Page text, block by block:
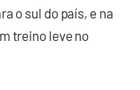
o sul do país, e na
treino leve no